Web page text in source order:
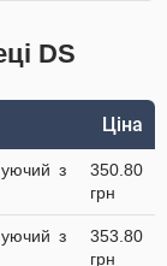
DS
Ціна
з
350.80
грн
з
353.80
грн